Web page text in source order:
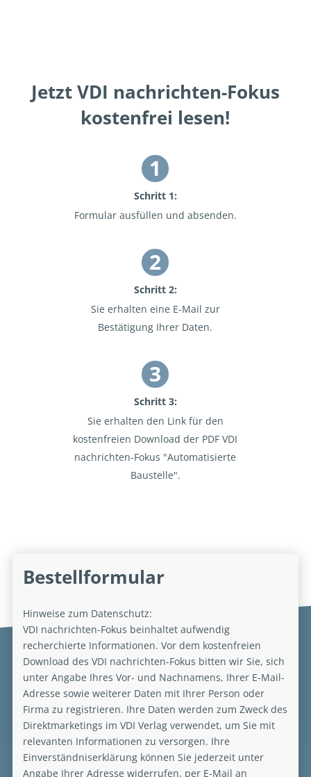
Jetzt VDI nachrichten-Fokus
kostenfrei lesen!
1
Schritt 1:
Formular ausfüllen und absenden.
2
Schritt 2:
Sie erhalten eine E-Mail zur
Bestätigung Ihrer Daten.
3
Schritt 3:
Sie erhalten den Link für den
kostenfreien Download der PDF VDI
nachrichten-Fokus "Automatisierte
Baustelle".
Bestellformular
Hinweise zum Datenschutz:
VDI nachrichten-Fokus beinhaltet aufwendig
recherchierte Informationen. Vor dem kostenfreien
Download des VDI nachrichten-Fokus bitten wir Sie, sich
unter Angabe Ihres Vor- und Nachnamens, Ihrer E-Mail-
Adresse sowie weiterer Daten mit Ihrer Person oder
Firma zu registrieren. Ihre Daten werden zum Zweck des
Direktmarketings im VDI Verlag verwendet, um Sie mit
relevanten Informationen zu versorgen. Ihre
Einverständniserklärung können Sie jederzeit unter
Angabe Ihrer Adresse widerrufen, per E-Mail an